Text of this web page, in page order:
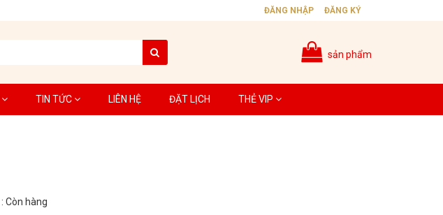
ĐĂNG NHẬP ĐĂNG KÝ
sản phẩm
TIN TỨC LIÊN HỆ ĐẶT LỊCH THẺ VIP
: Còn hàng